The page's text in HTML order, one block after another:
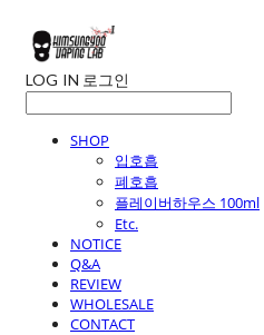
LOG IN 로그인
SHOP
입호흡
폐호흡
플레이버하우스 100ml
Etc.
NOTICE
Q&A
REVIEW
WHOLESALE
CONTACT